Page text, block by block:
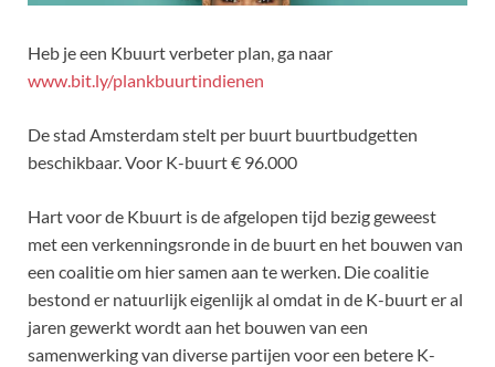
Heb je een Kbuurt verbeter plan, ga naar
www.bit.ly/plankbuurtindienen
De stad Amsterdam stelt per buurt buurtbudgetten
beschikbaar. Voor K-buurt € 96.000
Hart voor de Kbuurt is de afgelopen tijd bezig geweest
met een verkenningsronde in de buurt en het bouwen van
een coalitie om hier samen aan te werken. Die coalitie
bestond er natuurlijk eigenlijk al omdat in de K-buurt er al
jaren gewerkt wordt aan het bouwen van een
samenwerking van diverse partijen voor een betere K-